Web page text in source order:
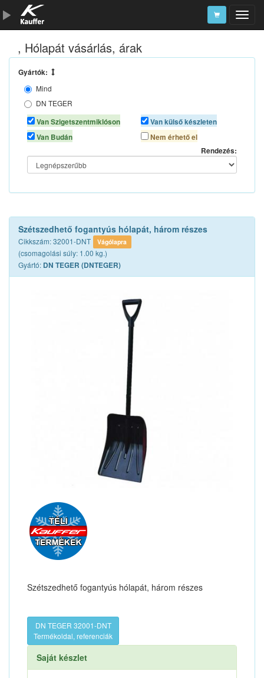
Szerszámkatalógus
Kosár
Alkatrészek
, Hólapát vásárlás, árak
Gyártók:
Mind
DN TEGER
MAX
Van Szigetszentmiklóson
Van Budán
Van külső készleten
Nem érhető el
Rendezés:
Szétszedhető fogantyús hólapát, három részes
Cikkszám: 32001-DNT Vágólapra
(csomagolási súly: 1.00 kg.)
Gyártó: DN TEGER (DNTEGER)
Szétszedhető fogantyús hólapát, három részes
DN TEGER 32001-DNT
Termékoldal, referenciák
Saját készlet